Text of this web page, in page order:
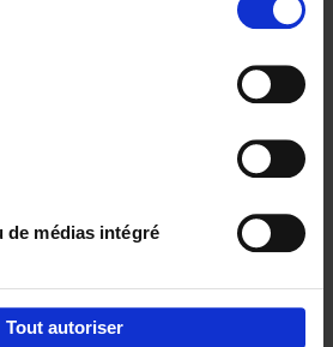
de médias intégré
Tout autoriser
Bonds = Building